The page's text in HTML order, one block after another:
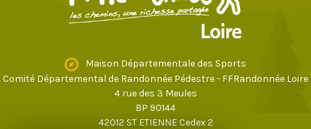
Maison Départementale des Sports
Comité Départemental de Randonnée Pédestre - FFRandonnée Loire
4 rue des 3 Meules
BP 90144
42012 ST ETIENNE Cedex 2